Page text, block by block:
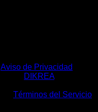
Aviso de Privacidad
DIKREA|
Términos del Servicio